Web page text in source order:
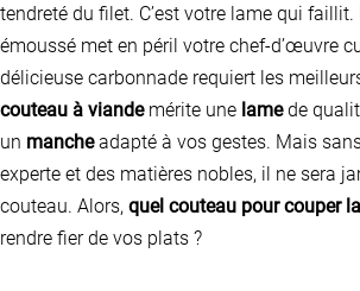
tendreté du filet. C’est votre lame qui faillit.
émoussé met en péril votre chef-d’œuvre
délicieuse carbonnade requiert les
couteau à viandemérite une lamede
un mancheadapté à vos gestes. Mais
experte et des matières nobles, il ne sera
couteau. Alors, quel couteau pour couper
rendre fier de vos plats ?